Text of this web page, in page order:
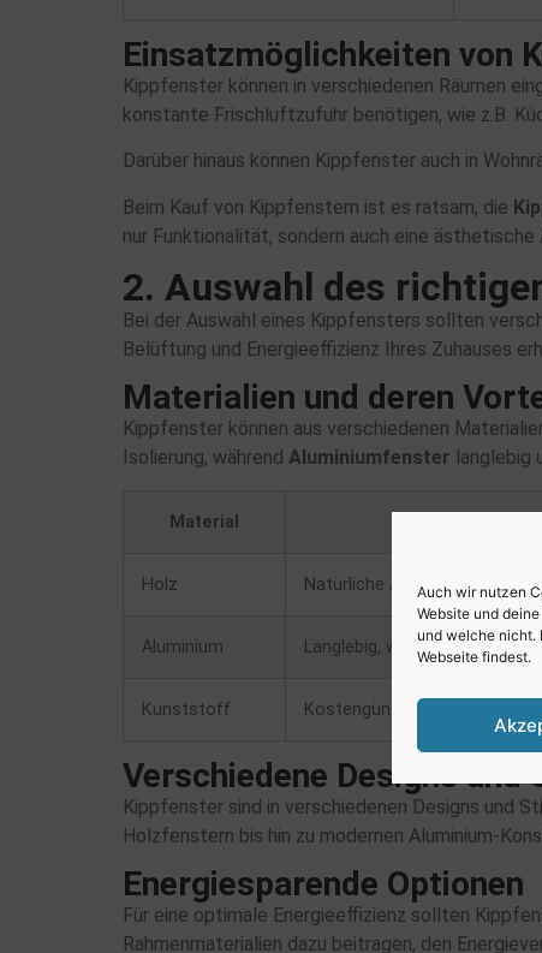
Auch wir nutzen
Website und
und welche nicht.
Webseite findest.
Einsatzmöglichkeiten von
Kippfenster können in verschiedenen Räumen
konstante Frischluftzufuhr benötigen, wie z.B.
Darüber hinaus können Kippfenster auch in
Beim Kauf von Kippfenstern ist es ratsam, die
nur Funktionalität, sondern auch eine ästhetische
2. Auswahl des
Bei der Auswahl eines Kippfensters sollten
Belüftung und Energieeffizienz Ihres Zuhauses
Materialien und deren
Kippfenster können aus verschiedenen
Isolierung, während Aluminiumfenster langlebig
Material
Holz Natürliche Ästhetik, gute
Aluminium Langlebig, wartungsarm
Kunststoff Kostengünstig, gute
Verschiedene Designs und
Kippfenster sind in verschiedenen Designs und
Holzfenstern bis hin zu modernen Aluminium-
Energiesparende Optionen
Für eine optimale Energieeffizienz sollten
Rahmenmaterialien dazu beitragen, den